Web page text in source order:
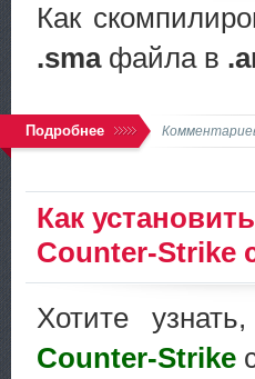
Как
.smaфайла в
Подробнее
Как
Counter-Strike
Хотите
Counter-Strike